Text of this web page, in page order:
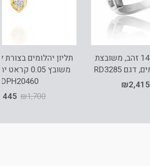
טבעת יהלומים, 14K זהב, משובצת
₪2,415
משובץ 0.05
₪1,700